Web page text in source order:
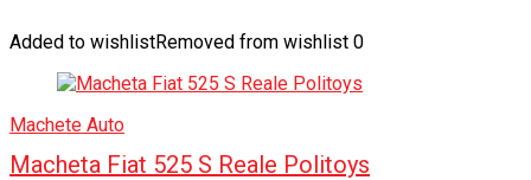
Added to wishlistRemoved from wishlist 0
Machete Auto
Macheta Fiat 525 S Reale Politoys